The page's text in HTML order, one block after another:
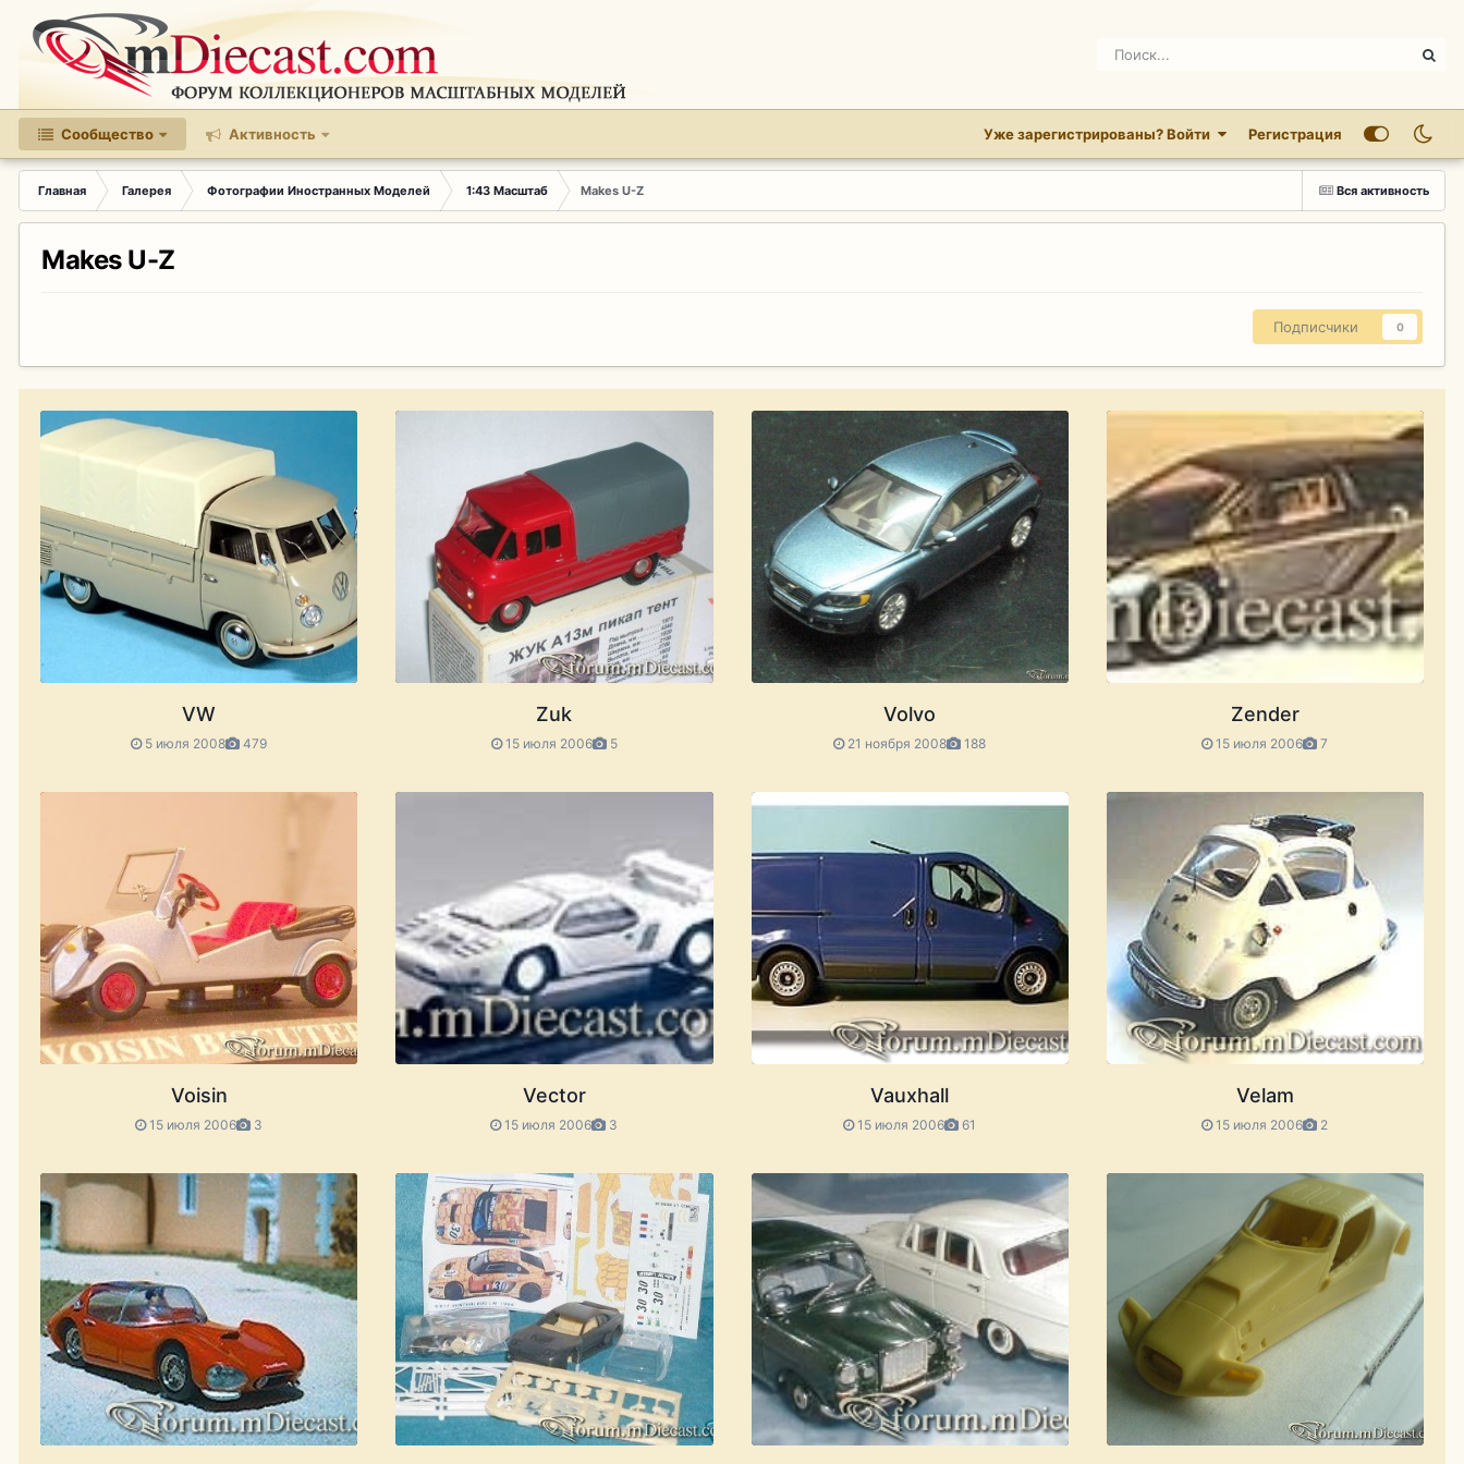
Сообщество Активность Уже зарегистрированы? Войти Регистрация
Вся активность
Главная Галерея Фотографии Иностранных Моделей 1:43 Масштаб Makes U-Z
Makes U-Z
Подписчики 0
VW
5 июля 2008 479
Zuk
15 июля 2006 5
Volvo
21 ноября 2008 188
Zender
15 июля 2006 7
Voisin
15 июля 2006 3
Vector
15 июля 2006 3
Vauxhall
15 июля 2006 61
Velam
15 июля 2006 2